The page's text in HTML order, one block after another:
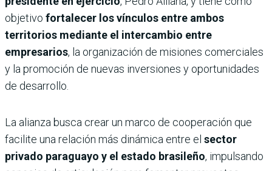
objetivo fortalecer los vínculos entre ambos
territorios mediante el intercambio entre
empresarios, la organización de misiones comerciales
y la promoción de nuevas inversiones y oportunidades
de desarrollo.
La alianza busca crear un marco de cooperación que
facilite una relación más dinámica entre el sector
privado paraguayo y el estado brasileño, impulsando